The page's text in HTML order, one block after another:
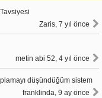
Zaris, 7 yıl önce
metin abi 52, 4 yıl önce
düşündüğüm sistem
franklinda, 9 ay önce